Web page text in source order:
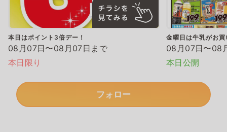
本日はポイント3倍デー！
08月07日〜08月07日まで
本日限り
金曜日は牛乳がお
08月07日〜08
本日公開
フォロー